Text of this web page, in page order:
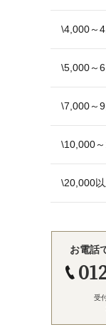
\4,000～
\5,000～
\7,000～
\10,000
\20,000以
お電話
受